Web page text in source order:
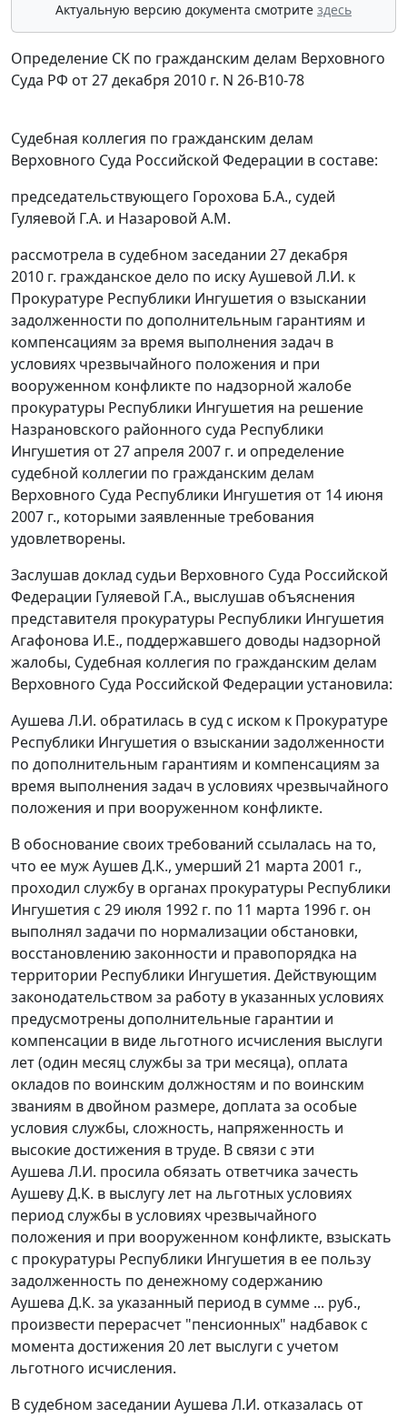
Актуальную версию документа смотрите здесь
Определение СК по гражданским делам Верховного
Суда РФ от 27 декабря 2010 г. N 26-В10-78
Судебная коллегия по гражданским делам
Верховного Суда Российской Федерации в составе:
председательствующего Горохова Б.А., судей
Гуляевой Г.А. и Назаровой A.M.
рассмотрела в судебном заседании 27 декабря
2010 г. гражданское дело по иску Аушевой Л.И. к
Прокуратуре Республики Ингушетия о взыскании
задолженности по дополнительным гарантиям и
компенсациям за время выполнения задач в
условиях чрезвычайного положения и при
вооруженном конфликте по надзорной жалобе
прокуратуры Республики Ингушетия на решение
Назрановского районного суда Республики
Ингушетия от 27 апреля 2007 г. и определение
судебной коллегии по гражданским делам
Верховного Суда Республики Ингушетия от 14 июня
2007 г., которыми заявленные требования
удовлетворены.
Заслушав доклад судьи Верховного Суда Российской
Федерации Гуляевой Г.А., выслушав объяснения
представителя прокуратуры Республики Ингушетия
Агафонова И.Е., поддержавшего доводы надзорной
жалобы, Судебная коллегия по гражданским делам
Верховного Суда Российской Федерации установила:
Аушева Л.И. обратилась в суд с иском к Прокуратуре
Республики Ингушетия о взыскании задолженности
по дополнительным гарантиям и компенсациям за
время выполнения задач в условиях чрезвычайного
положения и при вооруженном конфликте.
В обоснование своих требований ссылалась на то,
что ее муж Аушев Д.К., умерший 21 марта 2001 г.,
проходил службу в органах прокуратуры Республики
Ингушетия с 29 июля 1992 г. по 11 марта 1996 г. он
выполнял задачи по нормализации обстановки,
восстановлению законности и правопорядка на
территории Республики Ингушетия. Действующим
законодательством за работу в указанных условиях
предусмотрены дополнительные гарантии и
компенсации в виде льготного исчисления выслуги
лет (один месяц службы за три месяца), оплата
окладов по воинским должностям и по воинским
званиям в двойном размере, доплата за особые
условия службы, сложность, напряженность и
высокие достижения в труде. В связи с эти
Аушева Л.И. просила обязать ответчика зачесть
Аушеву Д.К. в выслугу лет на льготных условиях
период службы в условиях чрезвычайного
положения и при вооруженном конфликте, взыскать
с прокуратуры Республики Ингушетия в ее пользу
задолженность по денежному содержанию
Аушева Д.К. за указанный период в сумме ... руб.,
произвести перерасчет "пенсионных" надбавок с
момента достижения 20 лет выслуги с учетом
льготного исчисления.
В судебном заседании Аушева Л.И. отказалась от